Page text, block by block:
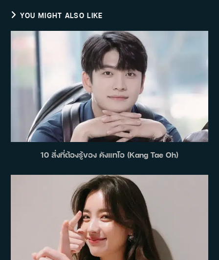
YOU MIGHT ALSO LIKE
10 สิ่งที่ต้องรู้ของ คังแทโอ (Kang Tae Oh)